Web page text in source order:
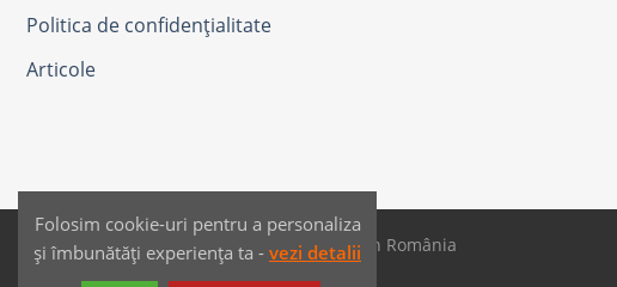
Politica de confidențialitate
Articole
SAIKO MEDIA & SIGNS - Produse fabricate în România
Dezvoltat de JPG MEDIA
Folosim cookie-uri pentru a personaliza
și îmbunătăți experiența ta - vezi detalii